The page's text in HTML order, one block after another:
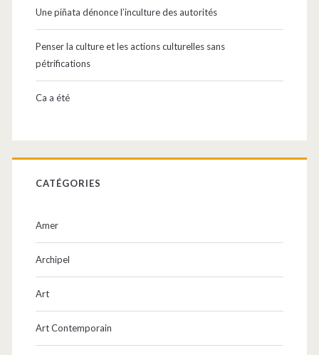
Une piñata dénonce l’inculture des autorités
Penser la culture et les actions culturelles sans
pétrifications
Ca a été
CATÉGORIES
Amer
Archipel
Art
Art Contemporain